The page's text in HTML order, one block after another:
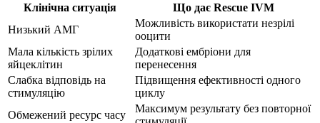
Клінічна ситуація
Що дає Rescue IVM
Низький АМГ
Можливість використати незрілі
ооцити
Мала кількість зрілих
яйцеклітин
Додаткові ембріони для
перенесення
Слабка відповідь на
стимуляцію
Підвищення ефективності одного
циклу
Обмежений ресурс часу
Максимум результату без повторної